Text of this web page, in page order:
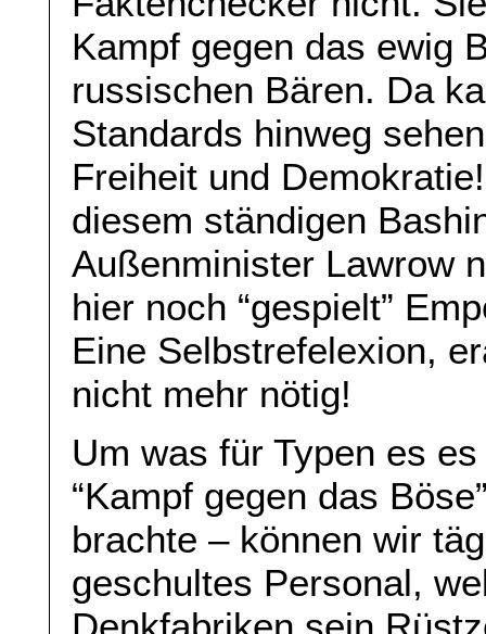
Kampf gegen das ewig
russischen Bären. Da
Standards hinweg
Freiheit und
diesem ständigen
Außenminister Lawrow
hier noch “gespielt”
Eine Selbstrefelexion,
nicht mehr nötig!
Um was für Typen es
“Kampf gegen das
brachte – können wir
geschultes Personal,